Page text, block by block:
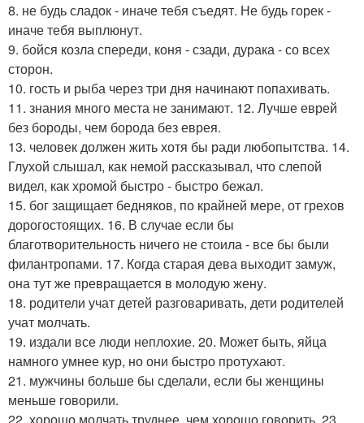
8. не будь сладок - иначе тебя съедят. Не будь горек -
иначе тебя выплюнут.
9. бойся козла спереди, коня - сзади, дурака - со всех
сторон.
10. гость и рыба через три дня начинают попахивать.
11. знания много места не занимают. 12. Лучше еврей
без бороды, чем борода без еврея.
13. человек должен жить хотя бы ради любопытства. 14.
Глухой слышал, как немой рассказывал, что слепой
видел, как хромой быстро - быстро бежал.
15. бог защищает бедняков, по крайней мере, от грехов
дорогостоящих. 16. В случае если бы
благотворительность ничего не стоила - все бы были
филантропами. 17. Когда старая дева выходит замуж,
она тут же превращается в молодую жену.
18. родители учат детей разговаривать, дети родителей
учат молчать.
19. издали все люди неплохие. 20. Может быть, яйца
намного умнее кур, но они быстро протухают.
21. мужчины больше бы сделали, если бы женщины
меньше говорили.